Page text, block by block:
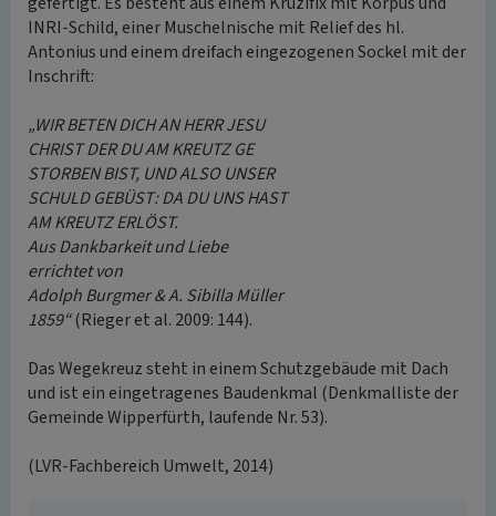
INRI-Schild, einer Muschelnische mit Relief des hl.
Antonius und einem dreifach eingezogenen Sockel mit der
Inschrift:
„WIR BETEN DICH AN HERR JESU
CHRIST DER DU AM KREUTZ GE
STORBEN BIST, UND ALSO UNSER
SCHULD GEBÜST: DA DU UNS HAST
AM KREUTZ ERLÖST.
Aus Dankbarkeit und Liebe
errichtet von
Adolph Burgmer & A. Sibilla Müller
1859“(Rieger et al. 2009: 144).
Das Wegekreuz steht in einem Schutzgebäude mit Dach
und ist ein eingetragenes Baudenkmal (Denkmalliste der
Gemeinde Wipperfürth, laufende Nr. 53).
(LVR-Fachbereich Umwelt, 2014)